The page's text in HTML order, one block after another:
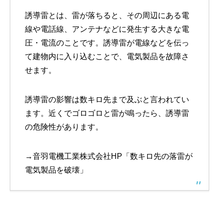
誘導雷とは、雷が落ちると、その周辺にある電
線や電話線、アンテナなどに発生する大きな電
圧・電流のことです。誘導雷が電線などを伝っ
て建物内に入り込むことで、電気製品を故障さ
せます。
誘導雷の影響は数キロ先まで及ぶと言われてい
ます。近くでゴロゴロと雷が鳴ったら、誘導雷
の危険性があります。
→音羽電機工業株式会社HP「 数キロ先の落雷が
電気製品を破壊 」